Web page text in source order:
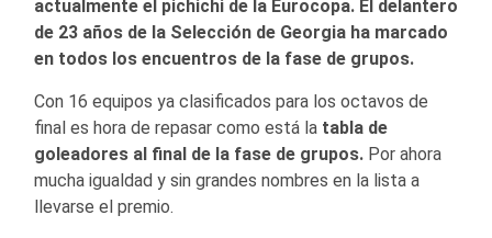
actualmente el pichichi de la Eurocopa. El delantero
de 23 años de la Selección de Georgia ha marcado
en todos los encuentros de la fase de grupos.
Con 16 equipos ya clasificados para los octavos de
final es hora de repasar como está la tabla de
goleadores al final de la fase de grupos. Por ahora
mucha igualdad y sin grandes nombres en la lista a
llevarse el premio.